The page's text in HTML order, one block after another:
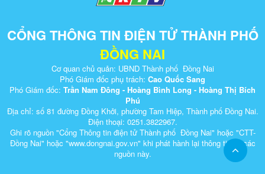
CỔNG THÔNG TIN ĐIỆN TỬ THÀNH PHỐ
ĐỒNG NAI
Cơ quan chủ quản: UBND Thành phố Đồng Nai
Phó Giám đốc phụ trách: Cao Quốc Sang
Phó Giám đốc: Trần Nam Đông - Hoàng Bình Long - Hoàng Thị Bích
Phú
Địa chỉ: số 81 đường Đồng Khởi, phường Tam Hiệp, Thành phố Đồng Nai.
Điện thoại: 0251.3822967.
Ghi rõ nguồn "Cổng Thông tin điện tử Thành phố Đồng Nai" hoặc "CTT-
Đồng Nai" hoặc "www.dongnai.g​ov.vn" khi ​phát hành lại thông tin từ các
nguồn này.​